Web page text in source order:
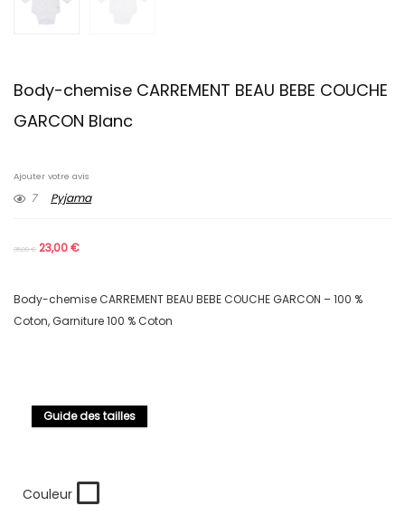
Body-chemise CARREMENT BEAU BEBE COUCHE
GARCON Blanc
Ajouter votre avis
7 Pyjama
35,00€ 23,00€
Body-chemise CARREMENT BEAU BEBE COUCHE GARCON – 100 %
Coton, Garniture 100 % Coton
Guide des tailles
Couleur